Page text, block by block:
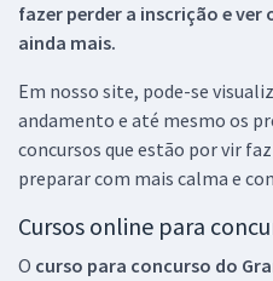
fazer perder a inscrição e ver
ainda mais.
Em nosso site, pode-se
andamento e até mesmo os
concursos que estão por vir
preparar com mais calma e
Cursos online para
O curso para concurso do